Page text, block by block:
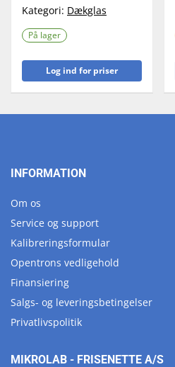
Kategori: Dækglas
På lager
Log ind for priser
INFORMATION
Om os
Service og support
Kalibreringsformular
Opentrons vedligehold
Finansiering
Salgs- og leveringsbetingelser
Privatlivspolitik
MIKROLAB - FRISENETTE A/S